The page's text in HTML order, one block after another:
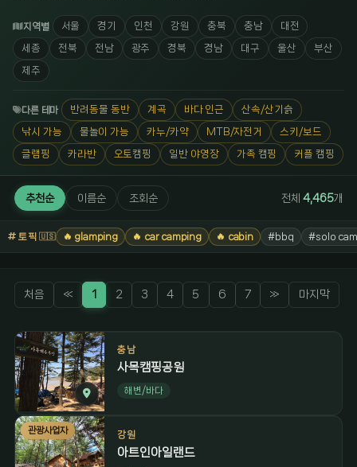
지역별 서울 경기 인천 강원 충북 충남 대전
세종 전북 전남 광주 경북 경남 대구 울산 부산
제주
다른 테마 반려동물 동반 계곡 바다 인근 산속/산기슭
낚시 가능 물놀이 가능 카누/카약 MTB/자전거 스키/보드
글램핑 카라반 오토캠핑 일반 야영장 가족 캠핑 커플 캠핑
추천순 이름순 조회순 전체 4,465개
토픽🇺🇸 🔥 glamping 🔥 car camping 🔥 cabin #bbq #solo
처음 « 1 2 3 4 5 6 7 » 마지막
충남
사목캠핑공원
해변/바다
관광사업자 강원
아트인아일랜드